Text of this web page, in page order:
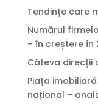
Tendințe care
Numărul
– în creștere în
Câteva direcții
Piața
național –